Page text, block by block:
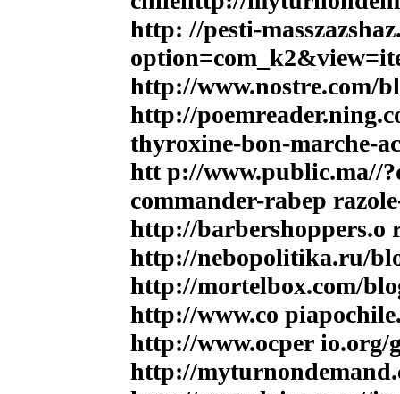
http: //pesti-
http://www.nostre.com/
http://
thyroxine-bon-marche-
htt p://www.public.ma//
commander-rabep
http://barbershoppers.o
http://nebopolitika.ru/
http://mortelbox.com/
http://www.co
http://www.ocper io.org/
http://